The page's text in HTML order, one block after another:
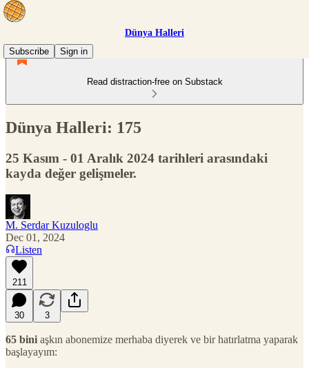
Dünya Halleri
Subscribe
Sign in
Read distraction-free on Substack
Dünya Halleri: 175
25 Kasım - 01 Aralık 2024 tarihleri arasındaki
kayda değer gelişmeler.
M. Serdar Kuzuloglu
Dec 01, 2024
Listen
211
30 3
65 bini aşkın abonemize merhaba diyerek ve bir hatırlatma yaparak
başlayayım: